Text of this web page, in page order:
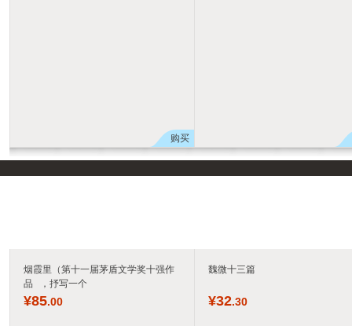
购买
烟霞里（第十一届茅盾文学奖十强作
品 ，抒写一个
¥85.00
魏微十三篇
¥32.30